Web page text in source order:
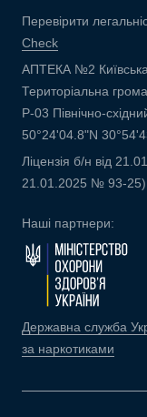
Перевірити
Check
АПТЕКА №2 Київська
Територіальна
Р-03 Північно-
50°24'04.8"N
Ліцензія б/н від
21.01.2025 № 93-25)
Наші партнери:
Державна служба
за наркотиками